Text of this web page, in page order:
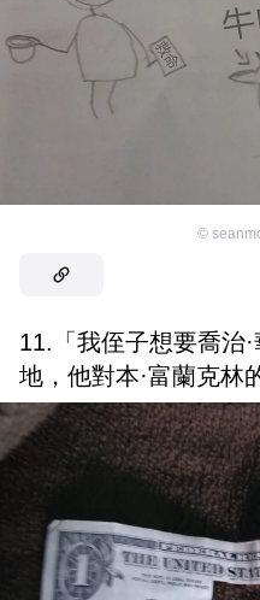
©
11.「我侄子想要喬治
地，他對本·富蘭克林